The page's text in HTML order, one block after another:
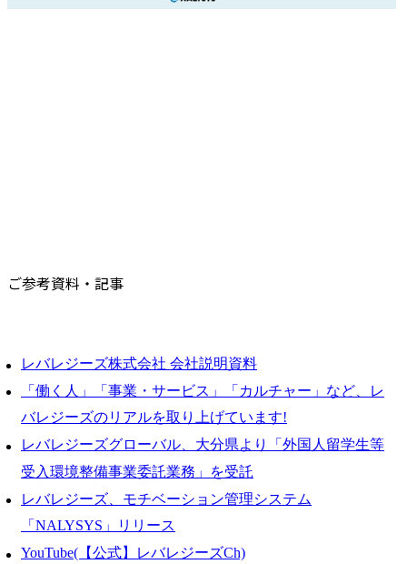
ご参考資料・記事
レバレジーズ株式会社 会社説明資料
「働く人」「事業・サービス」「カルチャー」など、レ
バレジーズのリアルを取り上げています!
レバレジーズグローバル、大分県より「外国人留学生等
受入環境整備事業委託業務」を受託
レバレジーズ、モチベーション管理システム
「NALYSYS」リリース
YouTube(【公式】レバレジーズCh)